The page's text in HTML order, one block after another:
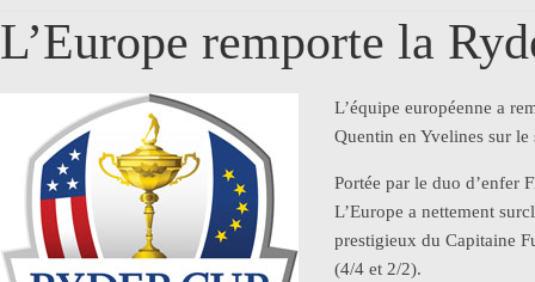
L’Europe remporte la
L’équipe européenne a
Quentin en Yvelines sur
Portée par le duo d’enfer
L’Europe a nettement
prestigieux du Capitaine
(4/4 et 2/2).